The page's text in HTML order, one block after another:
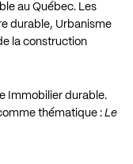
au Québec. Les
durable, Urbanisme
la construction
Immobilier durable.
thématique : Le